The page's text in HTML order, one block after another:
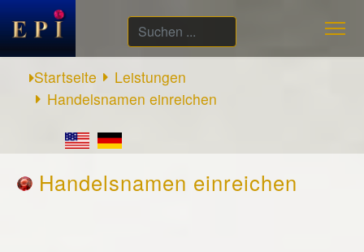
Suchen
...
Startseite
Leistungen
Handelsnamen einreichen
Handelsnamen einreichen